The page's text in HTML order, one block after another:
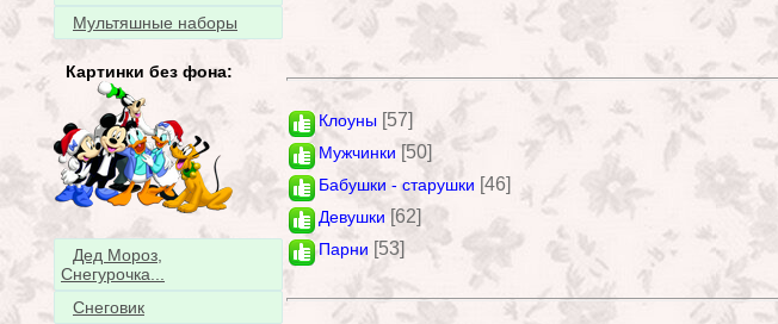
Мультяшные наборы
Картинки без фона:
Дед Мороз,
Снегурочка...
Снеговик
Клоуны [57]
Мужчинки [50]
Бабушки - старушки [46]
Девушки [62]
Парни [53]